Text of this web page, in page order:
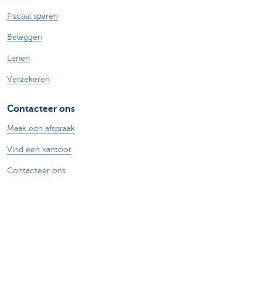
Fiscaal sparen
Beleggen
Lenen
Verzekeren
Contacteer ons
Maak een afspraak
Vind een kantoor
Contacteer ons